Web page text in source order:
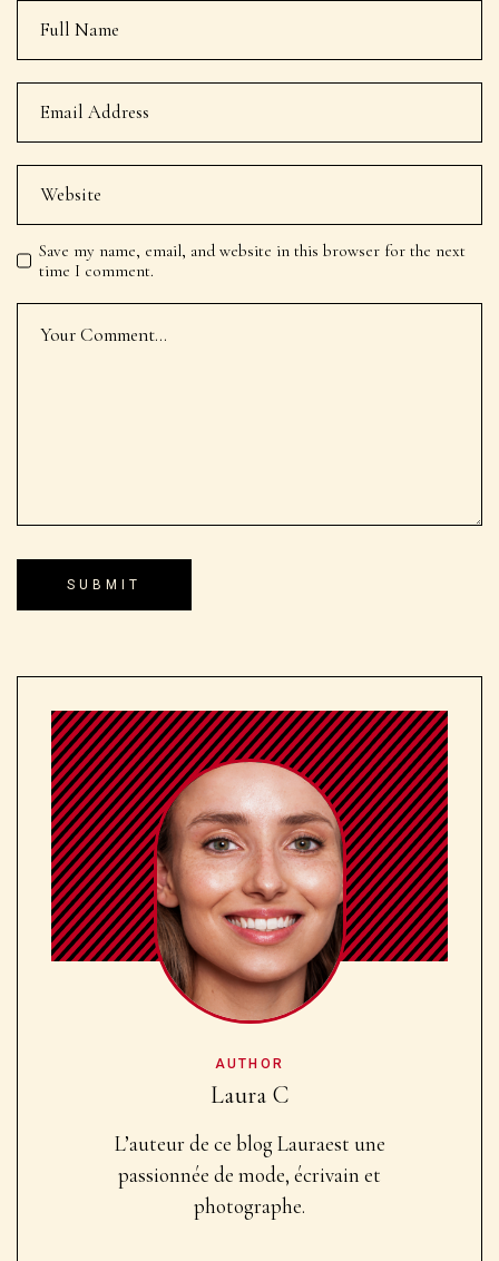
Save my name, email, and website in this browser for the next
time I comment.
AUTHOR
Laura C
L’auteur de ce blog Lauraest une
passionnée de mode, écrivain et
photographe.